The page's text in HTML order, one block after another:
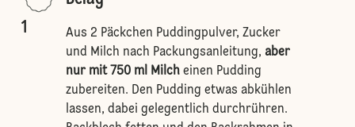
1
Aus 2 Päckchen Puddingpulver, Zucker
und Milch nach Packungsanleitung, aber
nur mit 750 ml Milcheinen Pudding
zubereiten. Den Pudding etwas abkühlen
lassen, dabei gelegentlich durchrühren.